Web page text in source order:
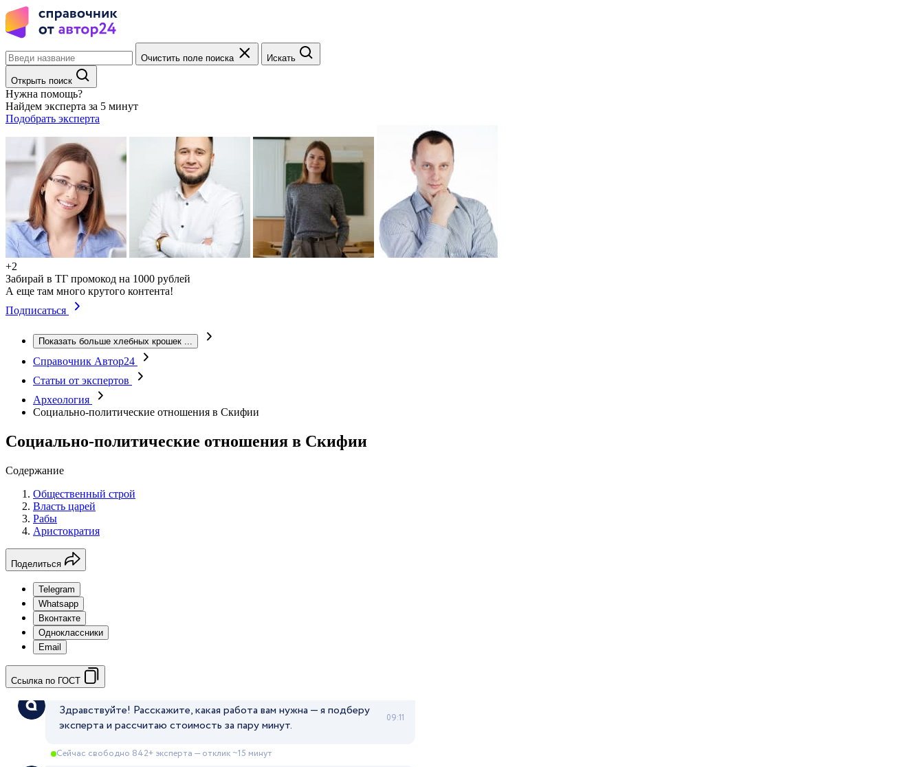
Очистить поле поиска Искать
Открыть поиск
Нужна помощь?
Найдем эксперта за 5 минут
Подобрать эксперта
+2
Забирай в ТГ промокод на 1000 рублей
А еще там много крутого контента!
Подписаться
Показать больше хлебных крошек ...
Справочник Автор24
Статьи от экспертов
Археология
Социально-политические отношения в Скифии
Социально-политические отношения в Скифии
Содержание
Общественный строй
Власть царей
Рабы
Аристократия
Поделиться
Telegram
Whatsapp
Вконтакте
Одноклассники
Email
Ссылка по ГОСТ